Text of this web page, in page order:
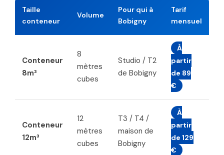
Taille
conteneur
Volume
Pour qui à
Bobigny
Tarif
mensuel
Conteneur
8m³
8
mètres
cubes
Studio / T2
de Bobigny
À
partir
de 89
€
Conteneur
12m³
12
mètres
cubes
T3 / T4 /
maison de
Bobigny
À
partir
de 129
€